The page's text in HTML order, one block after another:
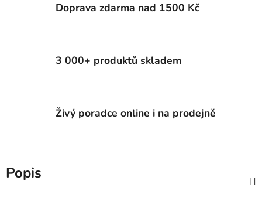
Doprava zdarma nad 1500 Kč
3 000+ produktů skladem
Živý poradce online i na prodejně
Popis